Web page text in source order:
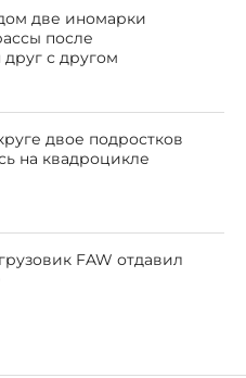
две иномарки
после
с другом
двое подростков
на квадроцикле
FAW отдавил